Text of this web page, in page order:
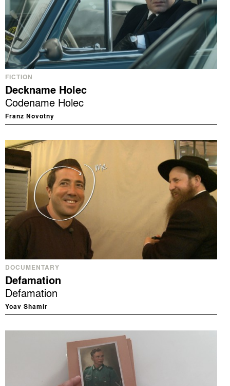
FICTION
Deckname Holec
Codename Holec
Franz Novotny
DOCUMENTARY
Defamation
Defamation
Yoav Shamir